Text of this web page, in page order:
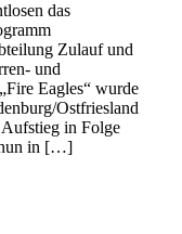
das
Zulauf und
und
Eagles“ wurde
Ostfriesland
in Folge
nun in […]